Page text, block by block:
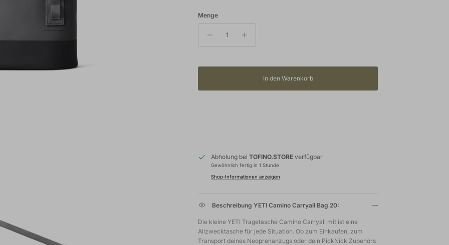
Menge
In den Warenkorb
Abholung beiTOFINO.STORE verfügbar
Gewöhnlich fertig in 1 Stunde
Shop-Informationen anzeigen
Beschreibung YETI Camino Carryall Bag 20:
Die kleine YETI Tragetasche Camino Carryall mit ist eine
Allzwecktasche für jede Situation. Ob zum Einkaufen, zum
Transport deines Neoprenanzugs oder dein PickNick Zubehörs